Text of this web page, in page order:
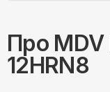
Про MDV
12HRN8